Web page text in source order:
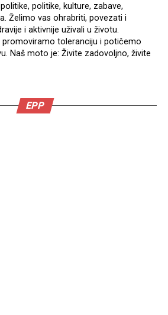
politike, kulture, zabave,
Želimo vas ohrabriti, povezati i
i aktivnije uživali u životu.
toleranciju i potičemo
Naš moto je: Živite zadovoljno, živite
EPP